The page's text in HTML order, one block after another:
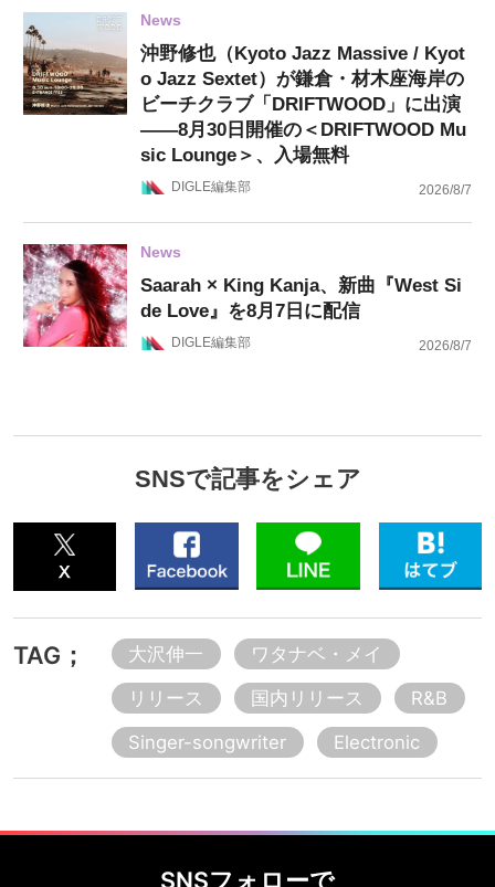
News
沖野修也（Kyoto Jazz Massive / Kyot
o Jazz Sextet）が鎌倉・材木座海岸の
ビーチクラブ「DRIFTWOOD」に出演
——8月30日開催の＜DRIFTWOOD Mu
sic Lounge＞、入場無料
DIGLE編集部 2026/8/7
News
Saarah × King Kanja、新曲『West Si
de Love』を8月7日に配信
DIGLE編集部 2026/8/7
SNSで記事をシェア
TAG； 大沢伸一
ワタナベ・メイ
リリース
国内リリース
R&B
Singer-songwriter
Electronic
SNSフォローで